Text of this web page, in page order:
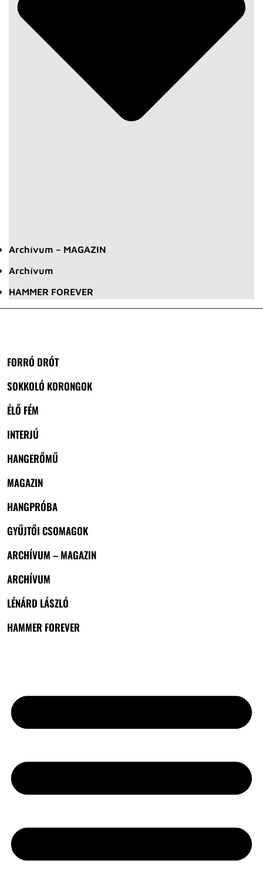
Archívum – MAGAZIN
Archívum
HAMMER FOREVER
FORRÓ DRÓT
SOKKOLÓ KORONGOK
ÉLŐ FÉM
INTERJÚ
HANGERŐMŰ
MAGAZIN
HANGPRÓBA
GYŰJTŐI CSOMAGOK
ARCHÍVUM – MAGAZIN
ARCHÍVUM
LÉNÁRD LÁSZLÓ
HAMMER FOREVER